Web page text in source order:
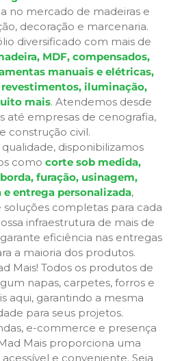
no mercado de madeiras e
decoração e marcenaria.
diversificado com mais de
MDF, compensados,
manuais e elétricas,
revestimentos, iluminação,
mais. Atendemos desde
até empresas de cenografia,
construção civil.
disponibilizamos
como corte sob medida,
furação, usinagem,
entrega personalizada,
completas para cada
infraestrutura de mais de
eficiência nas entregas
a maioria dos produtos.
Mais! Todos os produtos de
napas, carpetes, forros e
aqui, garantindo a mesma
para seus projetos.
e-commerce e presença
Mais proporciona uma
e conveniente. Seja